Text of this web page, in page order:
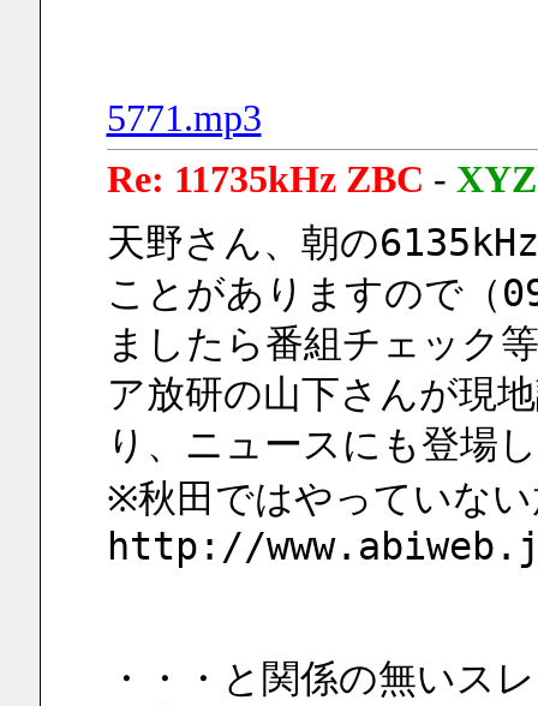
5771.mp3
Re: 11735kHz ZBC - XYZ
天野さん、朝の
ことがありますので（
ましたら番組チェック
ア放研の山下さんが現
り、ニュースにも登場
※秋田ではやっていな
http://
・・・と関係の無いス